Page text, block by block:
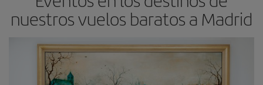
nuestros vuelos baratos a Madrid